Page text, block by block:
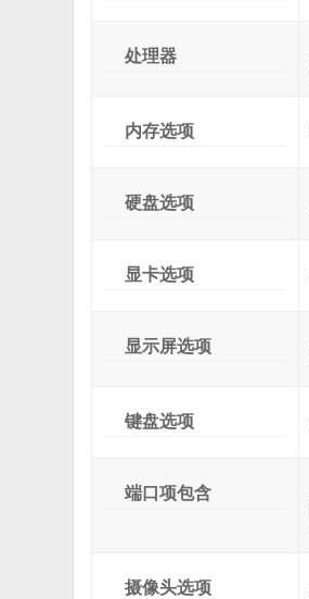
处理器
内存选项
硬盘选项
显卡选项
显示屏选项
键盘选项
端口项包含
摄像头选项